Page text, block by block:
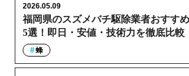
福岡県のスズメバチ駆除業者おすす
5選！即日・安値・技術力を徹底比較
2026.05.09
蜂